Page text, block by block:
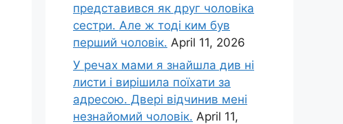
представився як друг чоловіка
сестри. Але ж тоді ким був
перший чоловік. April 11, 2026
У речах мами я знайшла див ні
листи і вирішила поїхати за
адресою. Двері відчинив мені
незнайомий чоловік. April 11,